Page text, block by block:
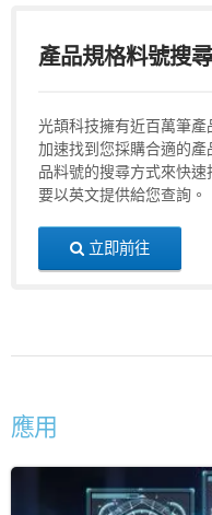
產品規格料號搜
光頡科技擁有近百萬筆
加速找到您採購合適的
品料號的搜尋方式來快
要以英文提供給您查詢。
立即前往
應用